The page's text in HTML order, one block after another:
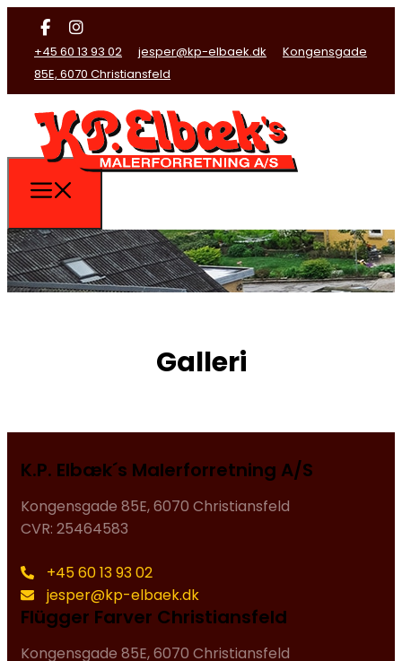
+45 60 13 93 02 jesper@kp-elbaek.dk
Kongensgade
85E, 6070 Christiansfeld
Galleri
K.P. Elbæk´s Malerforretning A/S
Kongensgade 85E, 6070 Christiansfeld
CVR: 25464583
+45 60 13 93 02
jesper@kp-elbaek.dk
Flügger Farver Christiansfeld
Kongensgade 85E, 6070 Christiansfeld